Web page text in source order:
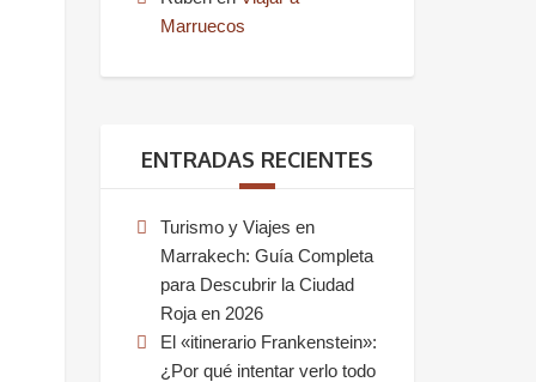
Marruecos
ENTRADAS RECIENTES
Turismo y Viajes en
Marrakech: Guía Completa
para Descubrir la Ciudad
Roja en 2026
El «itinerario Frankenstein»:
¿Por qué intentar verlo todo